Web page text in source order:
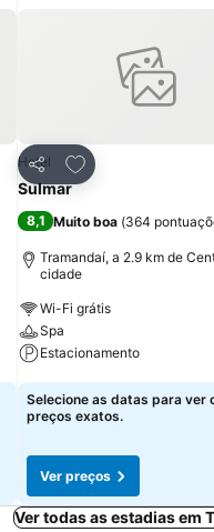
Partilhar
Adicionar aos
Hotel
Sulmar
8,1 Muito boa (364
Tramandaí, a 2.9 km de
cidade
Wi-Fi grátis
Spa
Estacionamento
Ver preços
Selecione as datas para ver
preços exatos.
Ver preços
Ver todas as estadias em